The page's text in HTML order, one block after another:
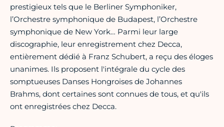
prestigieux tels que le Berliner Symphoniker,
l’Orchestre symphonique de Budapest, l’Orchestre
symphonique de New York… Parmi leur large
discographie, leur enregistrement chez Decca,
entièrement dédié à Franz Schubert, a reçu des éloges
unanimes. Ils proposent l'intégrale du cycle des
somptueuses Danses Hongroises de Johannes
Brahms, dont certaines sont connues de tous, et qu'ils
ont enregistrées chez Decca.